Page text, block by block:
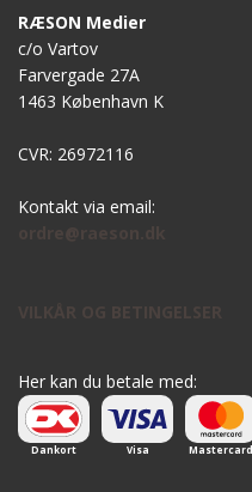
RÆSON Medier
c/o Vartov
Farvergade 27A
1463 København K
CVR: 26972116
Kontakt via email:
ordre@raeson.dk
VILKÅR OG BETINGELSER
Her kan du betale med:
Dankort Visa Mastercard